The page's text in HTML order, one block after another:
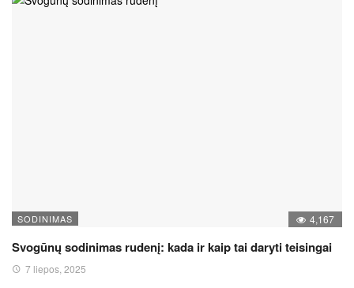
SODINIMAS 4,167
Svogūnų sodinimas rudenį: kada ir kaip tai daryti teisingai
7 liepos, 2025